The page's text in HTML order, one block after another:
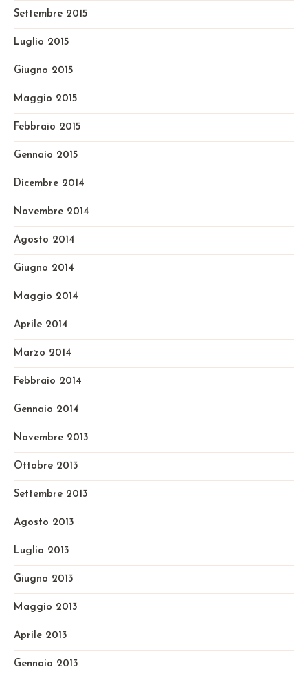
Settembre 2015
Luglio 2015
Giugno 2015
Maggio 2015
Febbraio 2015
Gennaio 2015
Dicembre 2014
Novembre 2014
Agosto 2014
Giugno 2014
Maggio 2014
Aprile 2014
Marzo 2014
Febbraio 2014
Gennaio 2014
Novembre 2013
Ottobre 2013
Settembre 2013
Agosto 2013
Luglio 2013
Giugno 2013
Maggio 2013
Aprile 2013
Gennaio 2013